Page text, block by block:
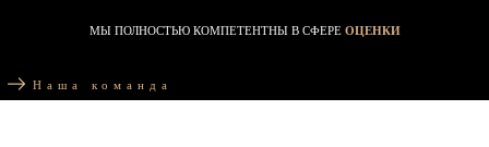
МЫ ПОЛНОСТЬЮ КОМПЕТЕНТНЫ В СФЕРЕ ОЦЕНКИ
Наша команда